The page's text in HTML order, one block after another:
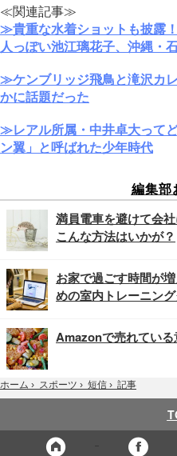
≪関連記事≫
≫貴重な水着ショットも披露
人っぽい池江璃花子、沖縄・
≫ケンブリッジ飛鳥と滝沢カ
かに話題だった
≫レアル所属・中井卓大って
ン翼」と呼ばれた少年時代
編集部
満員電車を避けて会
こんな方法はいかが？
お家で過ごす時間が
めの室内トレーニン
Amazonで売れてい
ホーム › スポーツ › 短信 › 記事